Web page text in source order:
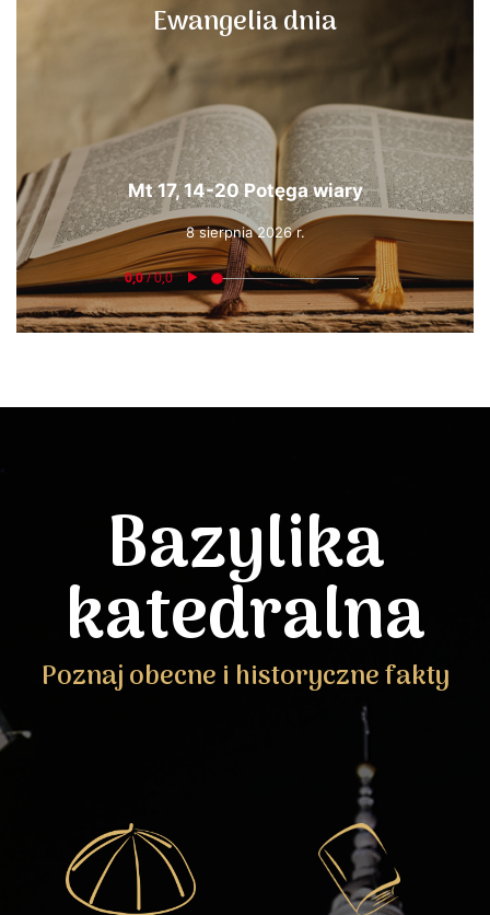
Ewangelia dnia
Mt 17, 14-20 Potęga wiary
8 sierpnia 2026 r.
Bazylika
katedralna
Poznaj obecne i historyczne fakty